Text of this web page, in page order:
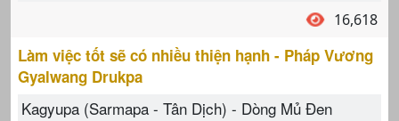
16,618
Làm việc tốt sẽ có nhiều thiện hạnh - Pháp Vương
Gyalwang Drukpa
Kagyupa (Sarmapa - Tân Dịch) - Dòng Mủ Đen